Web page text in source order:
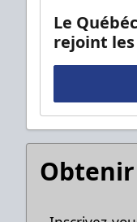
Le
rejoint les